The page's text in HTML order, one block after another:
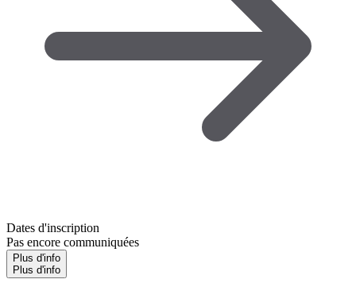
Dates d'inscription
Pas encore communiquées
Plus d'info
Plus d'info